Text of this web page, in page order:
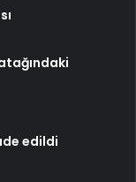
edildi